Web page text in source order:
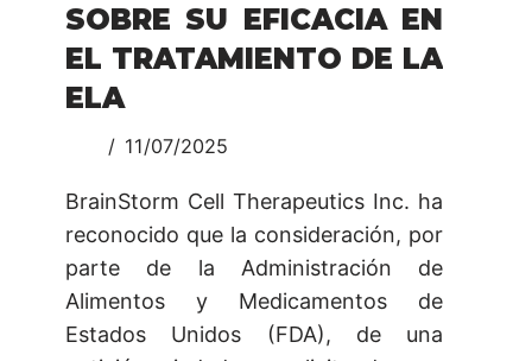
SOBRE SU EFICACIA EN
EL TRATAMIENTO DE LA
ELA
11/07/2025
BrainStorm Cell Therapeutics Inc. ha
reconocido que la consideración, por
parte de la Administración de
Alimentos y Medicamentos de
Estados Unidos (FDA), de una